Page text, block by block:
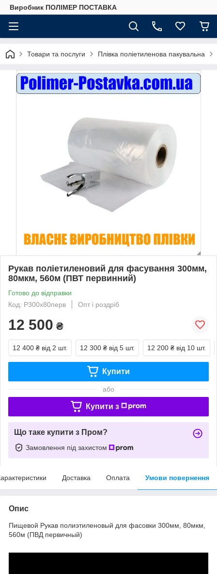
Виробник ПОЛІМЕР ПОСТАВКА
Товари та послуги Плівка поліетиленова пакувальна
Рукав поліетиленовий для фасування 300мм,
80мкм, 560м (ПВТ первинний)
Готово до відправки
Код: Р300х80перв
Опт і роздріб
12 500 ₴
12 400 ₴ від 2 шт. 12 300 ₴ від 5 шт. 12 200 ₴ від 10 шт.
Купити
або
Купити з
Що таке купити з Пром?
Замовлення під захистом
Доставка Оплата Умови повернення
Опис
Пищевой Рукав полиэтиленовый для фасовки 300мм, 80мкм,
560м (ПВД первичный)